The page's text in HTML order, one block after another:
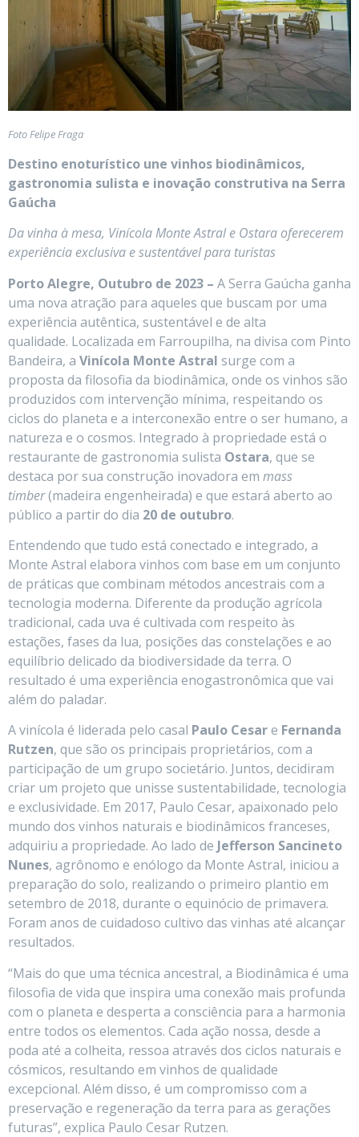
Foto Felipe Fraga
Destino enoturístico une vinhos biodinâmicos,
gastronomia sulista e inovação construtiva na Serra
Gaúcha
Da vinha à mesa, Vinícola Monte Astral e Ostara oferecerem
experiência exclusiva e sustentável para turistas
Porto Alegre, Outubro de 2023 – A Serra Gaúcha ganha
uma nova atração para aqueles que buscam por uma
experiência autêntica, sustentável e de alta
qualidade. Localizada em Farroupilha, na divisa com Pinto
Bandeira, a Vinícola Monte Astral surge com a
proposta da filosofia da biodinâmica, onde os vinhos são
produzidos com intervenção mínima, respeitando os
ciclos do planeta e a interconexão entre o ser humano, a
natureza e o cosmos. Integrado à propriedade está o
restaurante de gastronomia sulista Ostara, que se
destaca por sua construção inovadora em mass
timber(madeira engenheirada) e que estará aberto ao
público a partir do dia 20 de outubro.
Entendendo que tudo está conectado e integrado, a
Monte Astral elabora vinhos com base em um conjunto
de práticas que combinam métodos ancestrais com a
tecnologia moderna. Diferente da produção agrícola
tradicional, cada uva é cultivada com respeito às
estações, fases da lua, posições das constelações e ao
equilíbrio delicado da biodiversidade da terra. O
resultado é uma experiência enogastronômica que vai
além do paladar.
A vinícola é liderada pelo casal Paulo Cesare Fernanda
Rutzen, que são os principais proprietários, com a
participação de um grupo societário. Juntos, decidiram
criar um projeto que unisse sustentabilidade, tecnologia
e exclusividade. Em 2017, Paulo Cesar, apaixonado pelo
mundo dos vinhos naturais e biodinâmicos franceses,
adquiriu a propriedade. Ao lado de Jefferson Sancineto
Nunes, agrônomo e enólogo da Monte Astral, iniciou a
preparação do solo, realizando o primeiro plantio em
setembro de 2018, durante o equinócio de primavera.
Foram anos de cuidadoso cultivo das vinhas até alcançar
resultados.
“Mais do que uma técnica ancestral, a Biodinâmica é uma
filosofia de vida que inspira uma conexão mais profunda
com o planeta e desperta a consciência para a harmonia
entre todos os elementos. Cada ação nossa, desde a
poda até a colheita, ressoa através dos ciclos naturais e
cósmicos, resultando em vinhos de qualidade
excepcional. Além disso, é um compromisso com a
preservação e regeneração da terra para as gerações
futuras”, explica Paulo Cesar Rutzen.